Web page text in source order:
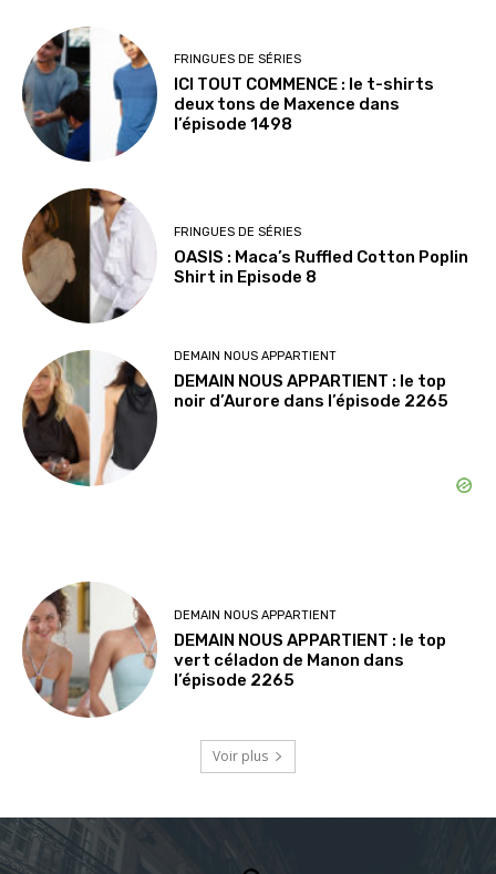
FRINGUES DE SÉRIES
ICI TOUT COMMENCE : le t-shirts
deux tons de Maxence dans
l’épisode 1498
FRINGUES DE SÉRIES
OASIS : Maca’s Ruffled Cotton Poplin
Shirt in Episode 8
DEMAIN NOUS APPARTIENT
DEMAIN NOUS APPARTIENT : le top
noir d’Aurore dans l’épisode 2265
DEMAIN NOUS APPARTIENT
DEMAIN NOUS APPARTIENT : le top
vert céladon de Manon dans
l’épisode 2265
Voir plus